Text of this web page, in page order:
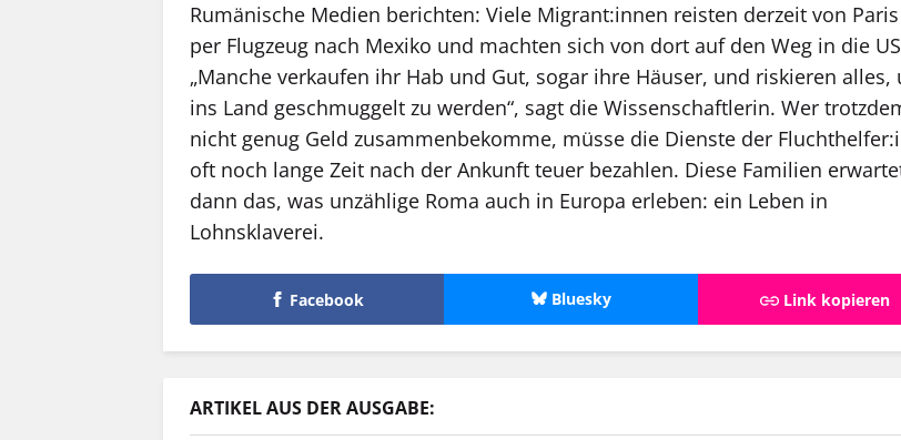
Rumänische Medien berichten: Viele Migrant­:in­nen reisten derzeit von
per Flugzeug nach Mexiko und machten sich von dort auf den Weg in die
„Manche verkaufen ihr Hab und Gut, sogar ihre Häuser, und riskieren alles,
ins Land geschmuggelt zu werden“, sagt die Wissenschaftlerin. Wer
nicht genug Geld zusammenbekomme, müsse die Dienste der
oft noch lange Zeit nach der Ankunft teuer bezahlen. Diese Familien
dann das, was unzählige Roma auch in Europa erleben: ein Leben in
Lohnsklaverei.
Facebook Bluesky Link kopieren
ARTIKEL AUS DER AUSGABE: